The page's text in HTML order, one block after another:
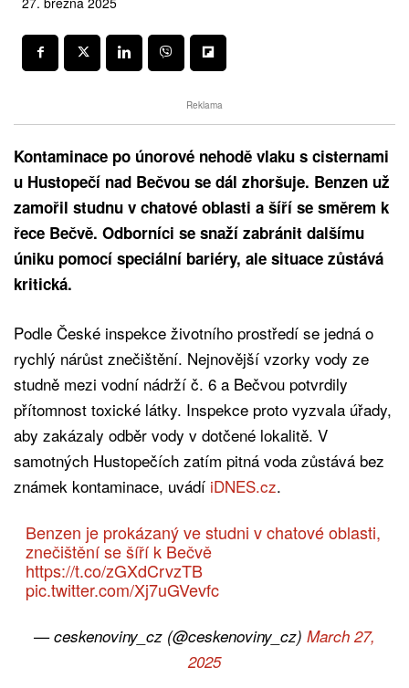
Reklama
Kontaminace po únorové nehodě vlaku s cisternami
u Hustopečí nad Bečvou se dál zhoršuje. Benzen už
zamořil studnu v chatové oblasti a šíří se směrem k
řece Bečvě. Odborníci se snaží zabránit dalšímu
úniku pomocí speciální bariéry, ale situace zůstává
kritická.
Podle České inspekce životního prostředí se jedná o
rychlý nárůst znečištění. Nejnovější vzorky vody ze
studně mezi vodní nádrží č. 6 a Bečvou potvrdily
přítomnost toxické látky. Inspekce proto vyzvala úřady,
aby zakázaly odběr vody v dotčené lokalitě. V
samotných Hustopečích zatím pitná voda zůstává bez
známek kontaminace, uvádí iDNES.cz.
Benzen je prokázaný ve studni v chatové oblasti,
znečištění se šíří k Bečvě
https://t.co/zGXdCrvzTB
pic.twitter.com/Xj7uGVevfc
— ceskenoviny_cz (@ceskenoviny_cz) March 27,
2025